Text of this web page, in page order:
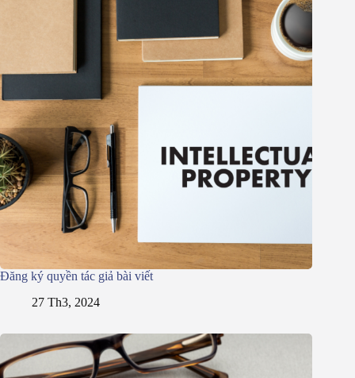
Đăng ký quyền tác giả bài viết
27 Th3, 2024